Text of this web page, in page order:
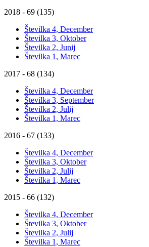
2018 - 69 (135)
Številka 4, December
Številka 3, Oktober
Številka 2, Junij
Številka 1, Marec
2017 - 68 (134)
Številka 4, December
Številka 3, September
Številka 2, Julij
Številka 1, Marec
2016 - 67 (133)
Številka 4, December
Številka 3, Oktober
Številka 2, Julij
Številka 1, Marec
2015 - 66 (132)
Številka 4, December
Številka 3, Oktober
Številka 2, Julij
Številka 1, Marec